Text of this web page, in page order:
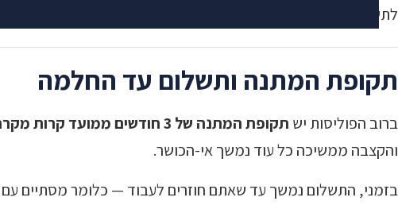
לתשלום מלא).
תקופת המתנה ותשלום עד החלמה
ברוב הפוליסות יש תקופת המתנה של 3 חודשים ממועד קרות מקרה הביטוח
והקצבה ממשיכה כל עוד נמשך אי-הכושר.
בזמני, התשלום נמשך עד שאתם חוזרים לעבוד — כלומר מסתיים